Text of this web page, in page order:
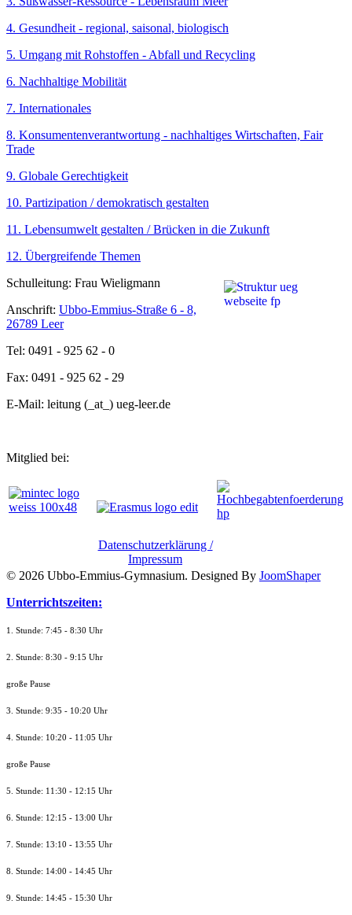
4. Gesundheit - regional, saisonal, biologisch
5. Umgang mit Rohstoffen - Abfall und Recycling
6. Nachhaltige Mobilität
7. Internationales
8. Konsumentenverantwortung - nachhaltiges Wirtschaften, Fair
Trade
9. Globale Gerechtigkeit
10. Partizipation / demokratisch gestalten
11. Lebensumwelt gestalten / Brücken in die Zukunft
12. Übergreifende Themen
Schulleitung: Frau Wieligmann
Anschrift: Ubbo-Emmius-Straße 6 - 8,
26789 Leer
Tel: 0491 - 925 62 - 0
Fax: 0491 - 925 62 - 29
E-Mail: leitung (_at_) ueg-leer.de
Mitglied bei:
Datenschutzerklärung /
Impressum
© 2026 Ubbo-Emmius-Gymnasium. Designed By JoomShaper
Unterrichtszeiten:
1. Stunde: 7:45 - 8:30 Uhr
2. Stunde: 8:30 - 9:15 Uhr
große Pause
3. Stunde: 9:35 - 10:20 Uhr
4. Stunde: 10:20 - 11:05 Uhr
große Pause
5. Stunde: 11:30 - 12:15 Uhr
6. Stunde: 12:15 - 13:00 Uhr
7. Stunde: 13:10 - 13:55 Uhr
8. Stunde: 14:00 - 14:45 Uhr
9. Stunde: 14:45 - 15:30 Uhr